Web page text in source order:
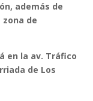
además de
de
en la av. Tráfico
de Los